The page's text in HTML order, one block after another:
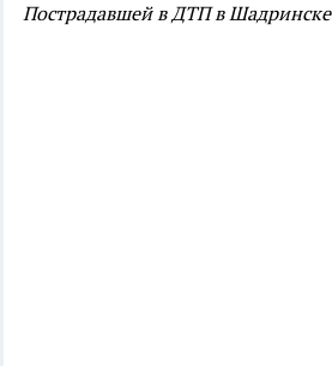
Пострадавшей в ДТП в Шадринске